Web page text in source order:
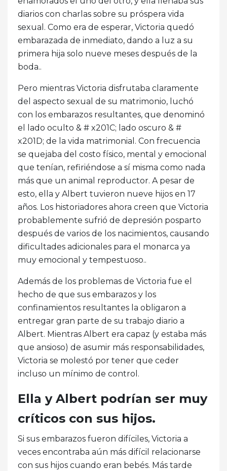
diarios con charlas sobre su próspera vida
sexual. Como era de esperar, Victoria quedó
embarazada de inmediato, dando a luz a su
primera hija solo nueve meses después de la
boda..
Pero mientras Victoria disfrutaba claramente
del aspecto sexual de su matrimonio, luchó
con los embarazos resultantes, que denominó
el lado oculto & # x201C; lado oscuro & #
x201D; de la vida matrimonial. Con frecuencia
se quejaba del costo físico, mental y emocional
que tenían, refiriéndose a sí misma como nada
más que un animal reproductor. A pesar de
esto, ella y Albert tuvieron nueve hijos en 17
años. Los historiadores ahora creen que Victoria
probablemente sufrió de depresión posparto
después de varios de los nacimientos, causando
dificultades adicionales para el monarca ya
muy emocional y tempestuoso..
Además de los problemas de Victoria fue el
hecho de que sus embarazos y los
confinamientos resultantes la obligaron a
entregar gran parte de su trabajo diario a
Albert. Mientras Albert era capaz (y estaba más
que ansioso) de asumir más responsabilidades,
Victoria se molestó por tener que ceder
incluso un mínimo de control.
Ella y Albert podrían ser muy
críticos con sus hijos.
Si sus embarazos fueron difíciles, Victoria a
veces encontraba aún más difícil relacionarse
con sus hijos cuando eran bebés. Más tarde